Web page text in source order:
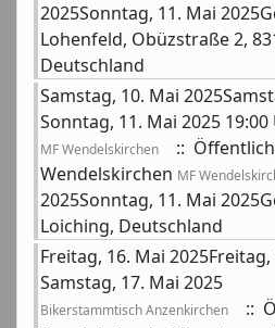
2025Sonntag, 11. Mai
Lohenfeld, Obüzstraße 2,
Deutschland
Samstag, 10. Mai
Sonntag, 11. Mai 2025
MF Wendelskirchen
::
Wendelskirchen MF
2025Sonntag, 11. Mai
Loiching, Deutschland
Freitag, 16. Mai
Samstag, 17. Mai 2025
Bikerstammtisch Anzenkirchen
::